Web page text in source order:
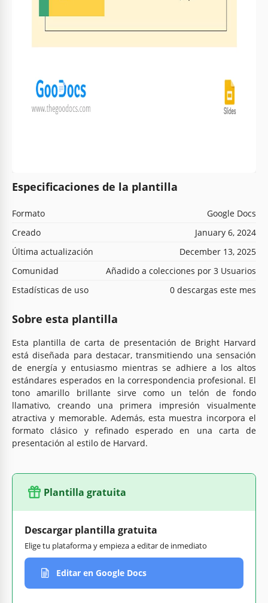
Especificaciones de la plantilla
Formato
Google Docs
Creado
January 6, 2024
Última actualización
December 13, 2025
Comunidad
Añadido a colecciones por 3 Usuarios
Estadísticas de uso
0 descargas este mes
Sobre esta plantilla
Esta plantilla de carta de presentación de Bright Harvard
está diseñada para destacar, transmitiendo una sensación
de energía y entusiasmo mientras se adhiere a los altos
estándares esperados en la correspondencia profesional. El
tono amarillo brillante sirve como un telón de fondo
llamativo, creando una primera impresión visualmente
atractiva y memorable. Además, esta muestra incorpora el
formato clásico y refinado esperado en una carta de
presentación al estilo de Harvard.
Plantilla gratuita
Descargar plantilla gratuita
Elige tu plataforma y empieza a editar de inmediato
Editar en Google Docs